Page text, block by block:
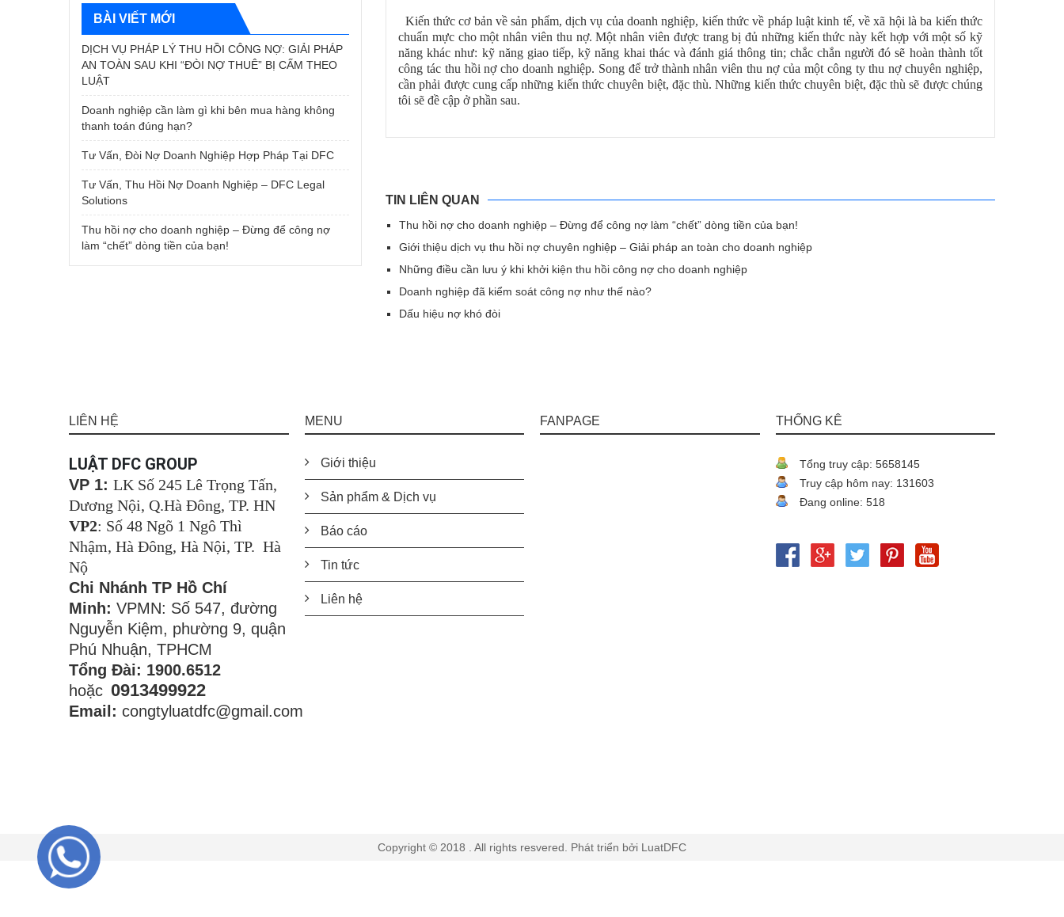
Kiến thức cơ bản về sản phẩm, dịch vụ của doanh nghiệp, kiến thức về pháp luật kinh tế, về xã hội là ba kiến thức
chuẩn mực cho một nhân viên thu nợ. Một nhân viên được trang bị đủ những kiến thức này kết hợp với một số kỹ
năng khác như: kỹ năng giao tiếp, kỹ năng khai thác và đánh giá thông tin; chắc chắn người đó sẽ hoàn thành tốt
công tác thu hồi nợ cho doanh nghiệp. Song để trở thành nhân viên thu nợ của một công ty thu nợ chuyên nghiệp,
cần phải được cung cấp những kiến thức chuyên biệt, đặc thù. Những kiến thức chuyên biệt, đặc thù sẽ được chúng
tôi sẽ đề cập ở phần sau.
TIN LIÊN QUAN
Thu hồi nợ cho doanh nghiệp – Đừng để công nợ làm “chết” dòng tiền của bạn!
Giới thiệu dịch vụ thu hồi nợ chuyên nghiệp – Giải pháp an toàn cho doanh nghiệp
Những điều cần lưu ý khi khởi kiện thu hồi công nợ cho doanh nghiệp
Doanh nghiệp đã kiểm soát công nợ như thế nào?
Dấu hiệu nợ khó đòi
BÀI VIẾT MỚI
DỊCH VỤ PHÁP LÝ THU HỒI CÔNG NỢ: GIẢI PHÁP
AN TOÀN SAU KHI “ĐÒI NỢ THUÊ” BỊ CẤM THEO
LUẬT
Doanh nghiệp cần làm gì khi bên mua hàng không
thanh toán đúng hạn?
Tư Vấn, Đòi Nợ Doanh Nghiệp Hợp Pháp Tại DFC
Tư Vấn, Thu Hồi Nợ Doanh Nghiệp – DFC Legal
Solutions
Thu hồi nợ cho doanh nghiệp – Đừng để công nợ
làm “chết” dòng tiền của bạn!
LIÊN HỆ
LUẬT DFC GROUP
VP 1: LK Số 245 Lê Trọng Tấn,
Dương Nội, Q.Hà Đông, TP. HN
VP2: Số 48 Ngõ 1 Ngô Thì
Nhậm, Hà Đông, Hà Nội, TP. Hà
Nộ
Chi Nhánh TP Hồ Chí
Minh: VPMN: Số 547, đường
Nguyễn Kiệm, phường 9, quận
Phú Nhuận, TPHCM
Tổng Đài: 1900.6512
hoặc 0913499922
Email: congtyluatdfc@gmail.com
MENU
Giới thiệu
Sản phẩm & Dịch vụ
Báo cáo
Tin tức
Liên hệ
FANPAGE THỐNG KÊ
Tổng truy cập: 5658145
Truy cập hôm nay: 131603
Đang online: 518
Copyright © 2018 . All rights resvered. Phát triển bởi LuatDFC